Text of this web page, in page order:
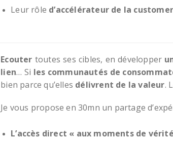
Leur rôle d’accélérateur de la
Ecouter toutes ses cibles, en développer
lien… Si les communautés de
bien parce qu’elles délivrent de la valeur.
Je vous propose en 30mn un partage
L’accès direct « aux moments de